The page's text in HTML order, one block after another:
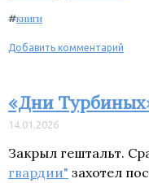
#книги
Добавить комментарий
«Дни
14.01.2026
Закрыл гештальт.
гвардии" захотел